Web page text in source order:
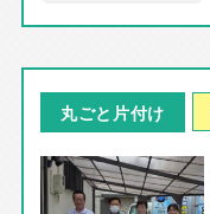
丸ごと片付け